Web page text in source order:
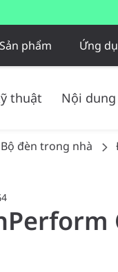
Sản phẩm Ứng
thuật Nội
Bộ đèn trong nhà